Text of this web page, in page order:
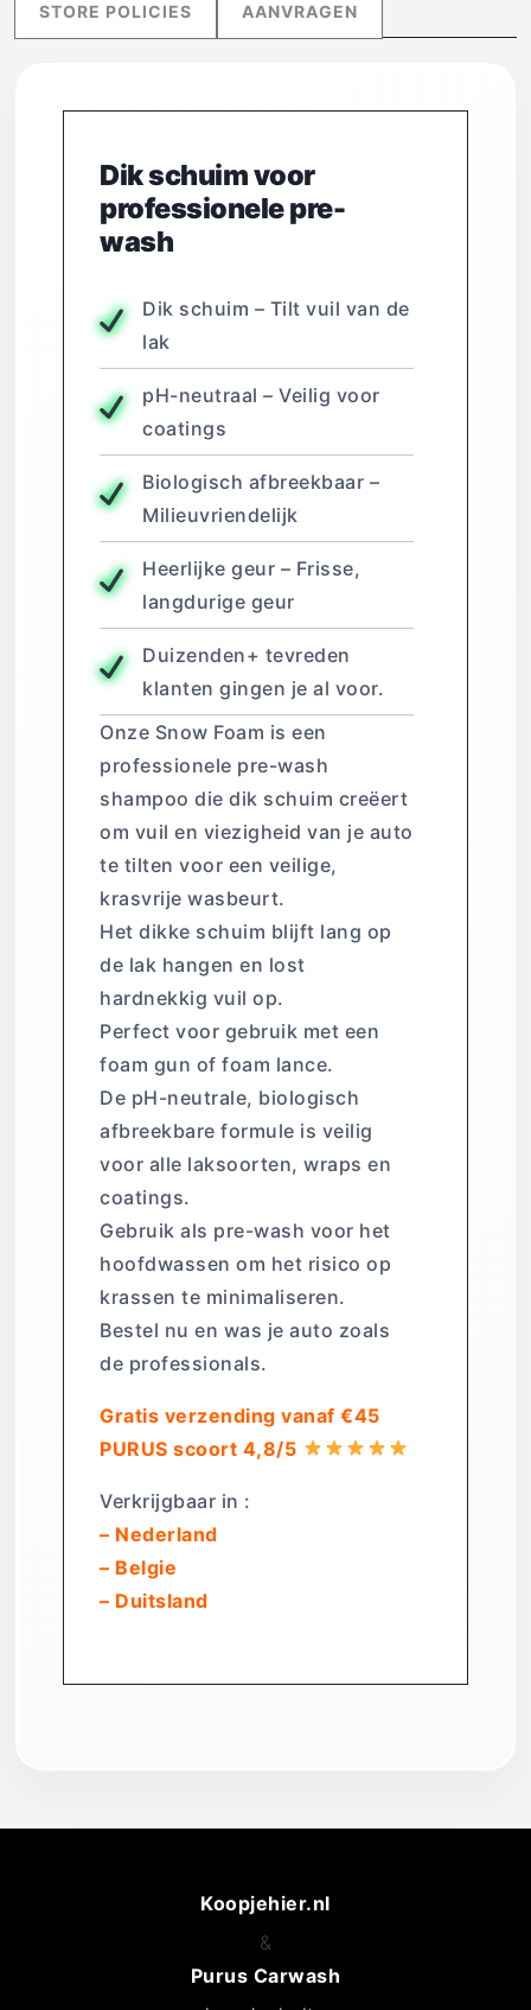
STORE POLICIES AANVRAGEN
Dik schuim voor
professionele pre-
wash
Dik schuim – Tilt vuil van de
lak
pH-neutraal – Veilig voor
coatings
Biologisch afbreekbaar –
Milieuvriendelijk
Heerlijke geur – Frisse,
langdurige geur
Duizenden+ tevreden
klanten gingen je al voor.
Onze Snow Foam is een
professionele pre-wash
shampoo die dik schuim creëert
om vuil en viezigheid van je auto
te tilten voor een veilige,
krasvrije wasbeurt.
Het dikke schuim blijft lang op
de lak hangen en lost
hardnekkig vuil op.
Perfect voor gebruik met een
foam gun of foam lance.
De pH-neutrale, biologisch
afbreekbare formule is veilig
voor alle laksoorten, wraps en
coatings.
Gebruik als pre-wash voor het
hoofdwassen om het risico op
krassen te minimaliseren.
Bestel nu en was je auto zoals
de professionals.
Gratis verzending vanaf €45
PURUS scoort 4,8/5
Verkrijgbaar in :
– Nederland
– Belgie
– Duitsland
Koopjehier.nl
&
Purus Carwash